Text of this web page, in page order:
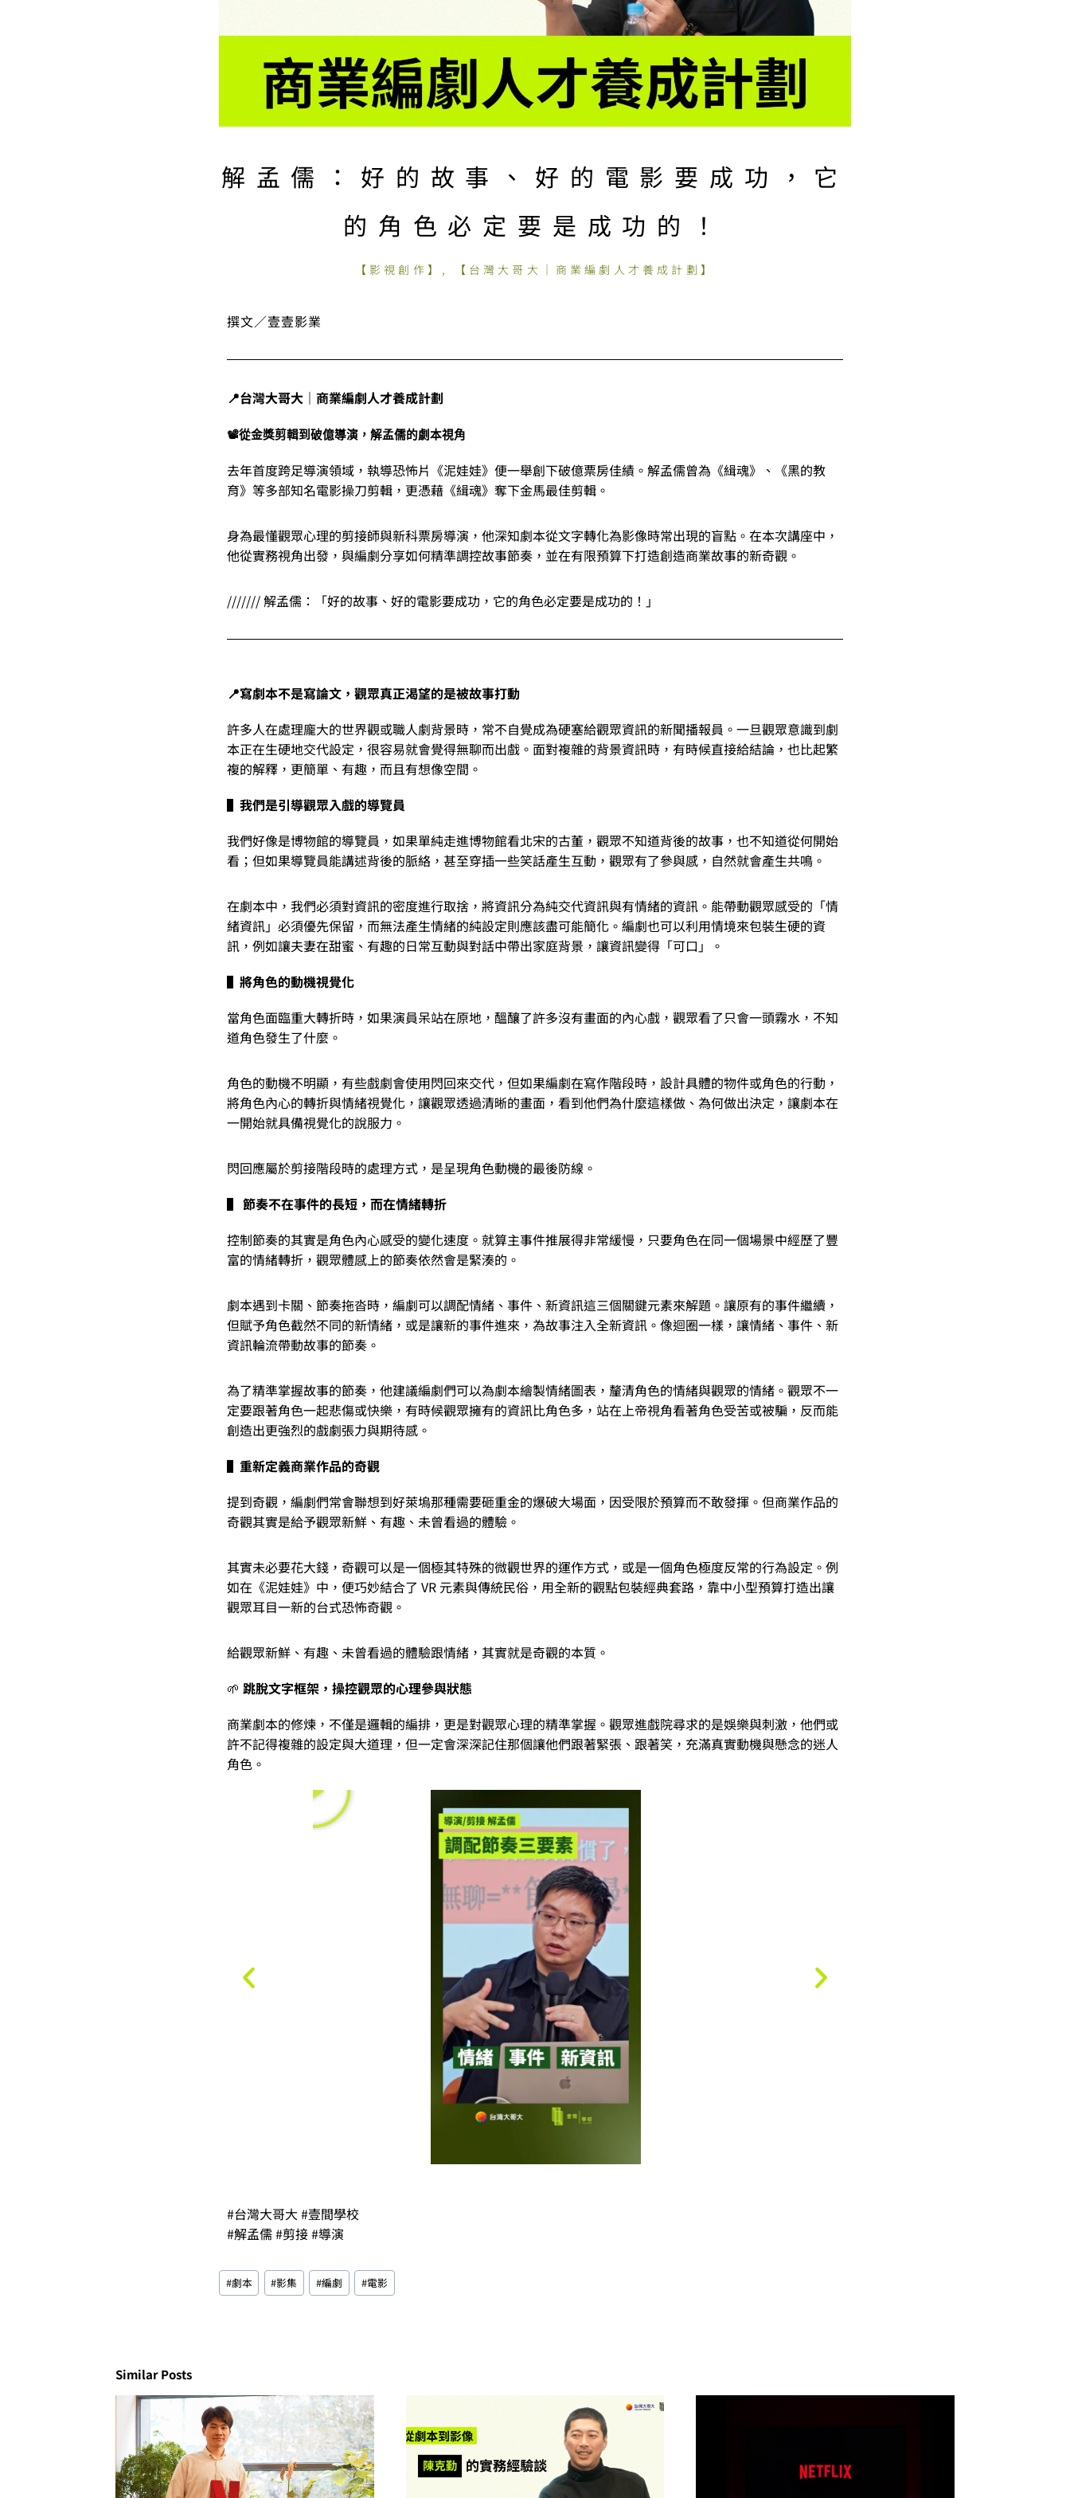
解孟儒：好的故事、好的電影要成功，它
的角色必定要是成功的！
【影視創作】 , 【台灣大哥大｜商業編劇人才養成計劃】
撰文／壹壹影業
📍台灣大哥大｜ 商業編劇人才養成計劃
📽️從金獎剪輯到破億導演，解孟儒的劇本視角
去年首度跨足導演領域，執導恐怖片《泥娃娃》便一舉創下破億票房佳績。解孟儒曾為《緝魂》、《黑的教
育》等多部知名電影操刀剪輯，更憑藉《緝魂》奪下金馬最佳剪輯。
身為最懂觀眾心理的剪接師與新科票房導演，他深知劇本從文字轉化為影像時常出現的盲點。在本次講座中，
他從實務視角出發，與編劇分享如何精準調控故事節奏，並在有限預算下打造創造商業故事的新奇觀。
/////// 解孟儒：「好的故事、好的電影要成功，它的角色必定要是成功的！」
📍寫劇本不是寫論文，觀眾真正渴望的是被故事打動
許多人在處理龐大的世界觀或職人劇背景時，常不自覺成為硬塞給觀眾資訊的新聞播報員。一旦觀眾意識到劇
本正在生硬地交代設定，很容易就會覺得無聊而出戲。面對複雜的背景資訊時，有時候直接給結論，也比起繁
複的解釋，更簡單、有趣，而且有想像空間。
▌ 我們是引導觀眾入戲的導覽員
我們好像是博物館的導覽員，如果單純走進博物館看北宋的古董，觀眾不知道背後的故事，也不知道從何開始
看；但如果導覽員能講述背後的脈絡，甚至穿插一些笑話產生互動，觀眾有了參與感，自然就會產生共鳴。
在劇本中，我們必須對資訊的密度進行取捨，將資訊分為純交代資訊與有情緒的資訊。能帶動觀眾感受的「情
緒資訊」必須優先保留，而無法產生情緒的純設定則應該盡可能簡化。編劇也可以利用情境來包裝生硬的資
訊，例如讓夫妻在甜蜜、有趣的日常互動與對話中帶出家庭背景，讓資訊變得「可口」。
▌將角色的動機視覺化
當角色面臨重大轉折時，如果演員呆站在原地，醞釀了許多沒有畫面的內心戲，觀眾看了只會一頭霧水，不知
道角色發生了什麼。
角色的動機不明顯，有些戲劇會使用閃回來交代，但如果編劇在寫作階段時，設計具體的物件或角色的行動，
將角色內心的轉折與情緒視覺化，讓觀眾透過清晰的畫面，看到他們為什麼這樣做、為何做出決定，讓劇本在
一開始就具備視覺化的說服力。
閃回應屬於剪接階段時的處理方式，是呈現角色動機的最後防線。
▌ 節奏不在事件的長短，而在情緒轉折
控制節奏的其實是角色內心感受的變化速度。就算主事件推展得非常緩慢，只要角色在同一個場景中經歷了豐
富的情緒轉折，觀眾體感上的節奏依然會是緊湊的。
劇本遇到卡關、節奏拖沓時，編劇可以調配情緒、事件、新資訊這三個關鍵元素來解題。讓原有的事件繼續，
但賦予角色截然不同的新情緒，或是讓新的事件進來，為故事注入全新資訊。像迴圈一樣，讓情緒、事件、新
資訊輪流帶動故事的節奏。
為了精準掌握故事的節奏，他建議編劇們可以為劇本繪製情緒圖表，釐清角色的情緒與觀眾的情緒。觀眾不一
定要跟著角色一起悲傷或快樂，有時候觀眾擁有的資訊比角色多，站在上帝視角看著角色受苦或被騙，反而能
創造出更強烈的戲劇張力與期待感。
▌重新定義商業作品的奇觀
提到奇觀，編劇們常會聯想到好萊塢那種需要砸重金的爆破大場面，因受限於預算而不敢發揮。但商業作品的
奇觀其實是給予觀眾新鮮、有趣、未曾看過的體驗。
其實未必要花大錢，奇觀可以是一個極其特殊的微觀世界的運作方式，或是一個角色極度反常的行為設定。例
如在《泥娃娃》中，便巧妙結合了 VR 元素與傳統民俗，用全新的觀點包裝經典套路，靠中小型預算打造出讓
觀眾耳目一新的台式恐怖奇觀。
給觀眾新鮮、有趣、未曾看過的體驗跟情緒，其實就是奇觀的本質。
🌱 跳脫文字框架，操控觀眾的心理參與狀態
商業劇本的修煉，不僅是邏輯的編排，更是對觀眾心理的精準掌握。觀眾進戲院尋求的是娛樂與刺激，他們或
許不記得複雜的設定與大道理，但一定會深深記住那個讓他們跟著緊張、跟著笑，充滿真實動機與懸念的迷人
角色。
#台灣大哥大 #壹間學校
#解孟儒 #剪接 #導演
#劇本 #影集 #編劇 #電影
Similar Posts